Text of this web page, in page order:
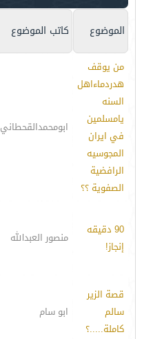
الموضوع كاتب الموضوع
من يوقف
هدردماءاهل
السنه
يامسلمين
في ايران
المجوسيه
الرافضية
الصفوية ؟؟
ابومحمدالقحطاني
90 دقيقه
إنجاز!
منصور العبدالله
قصة الزير
سالم
كاملة.....؟
ابو سام